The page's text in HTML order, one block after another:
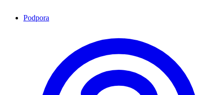
Podpora